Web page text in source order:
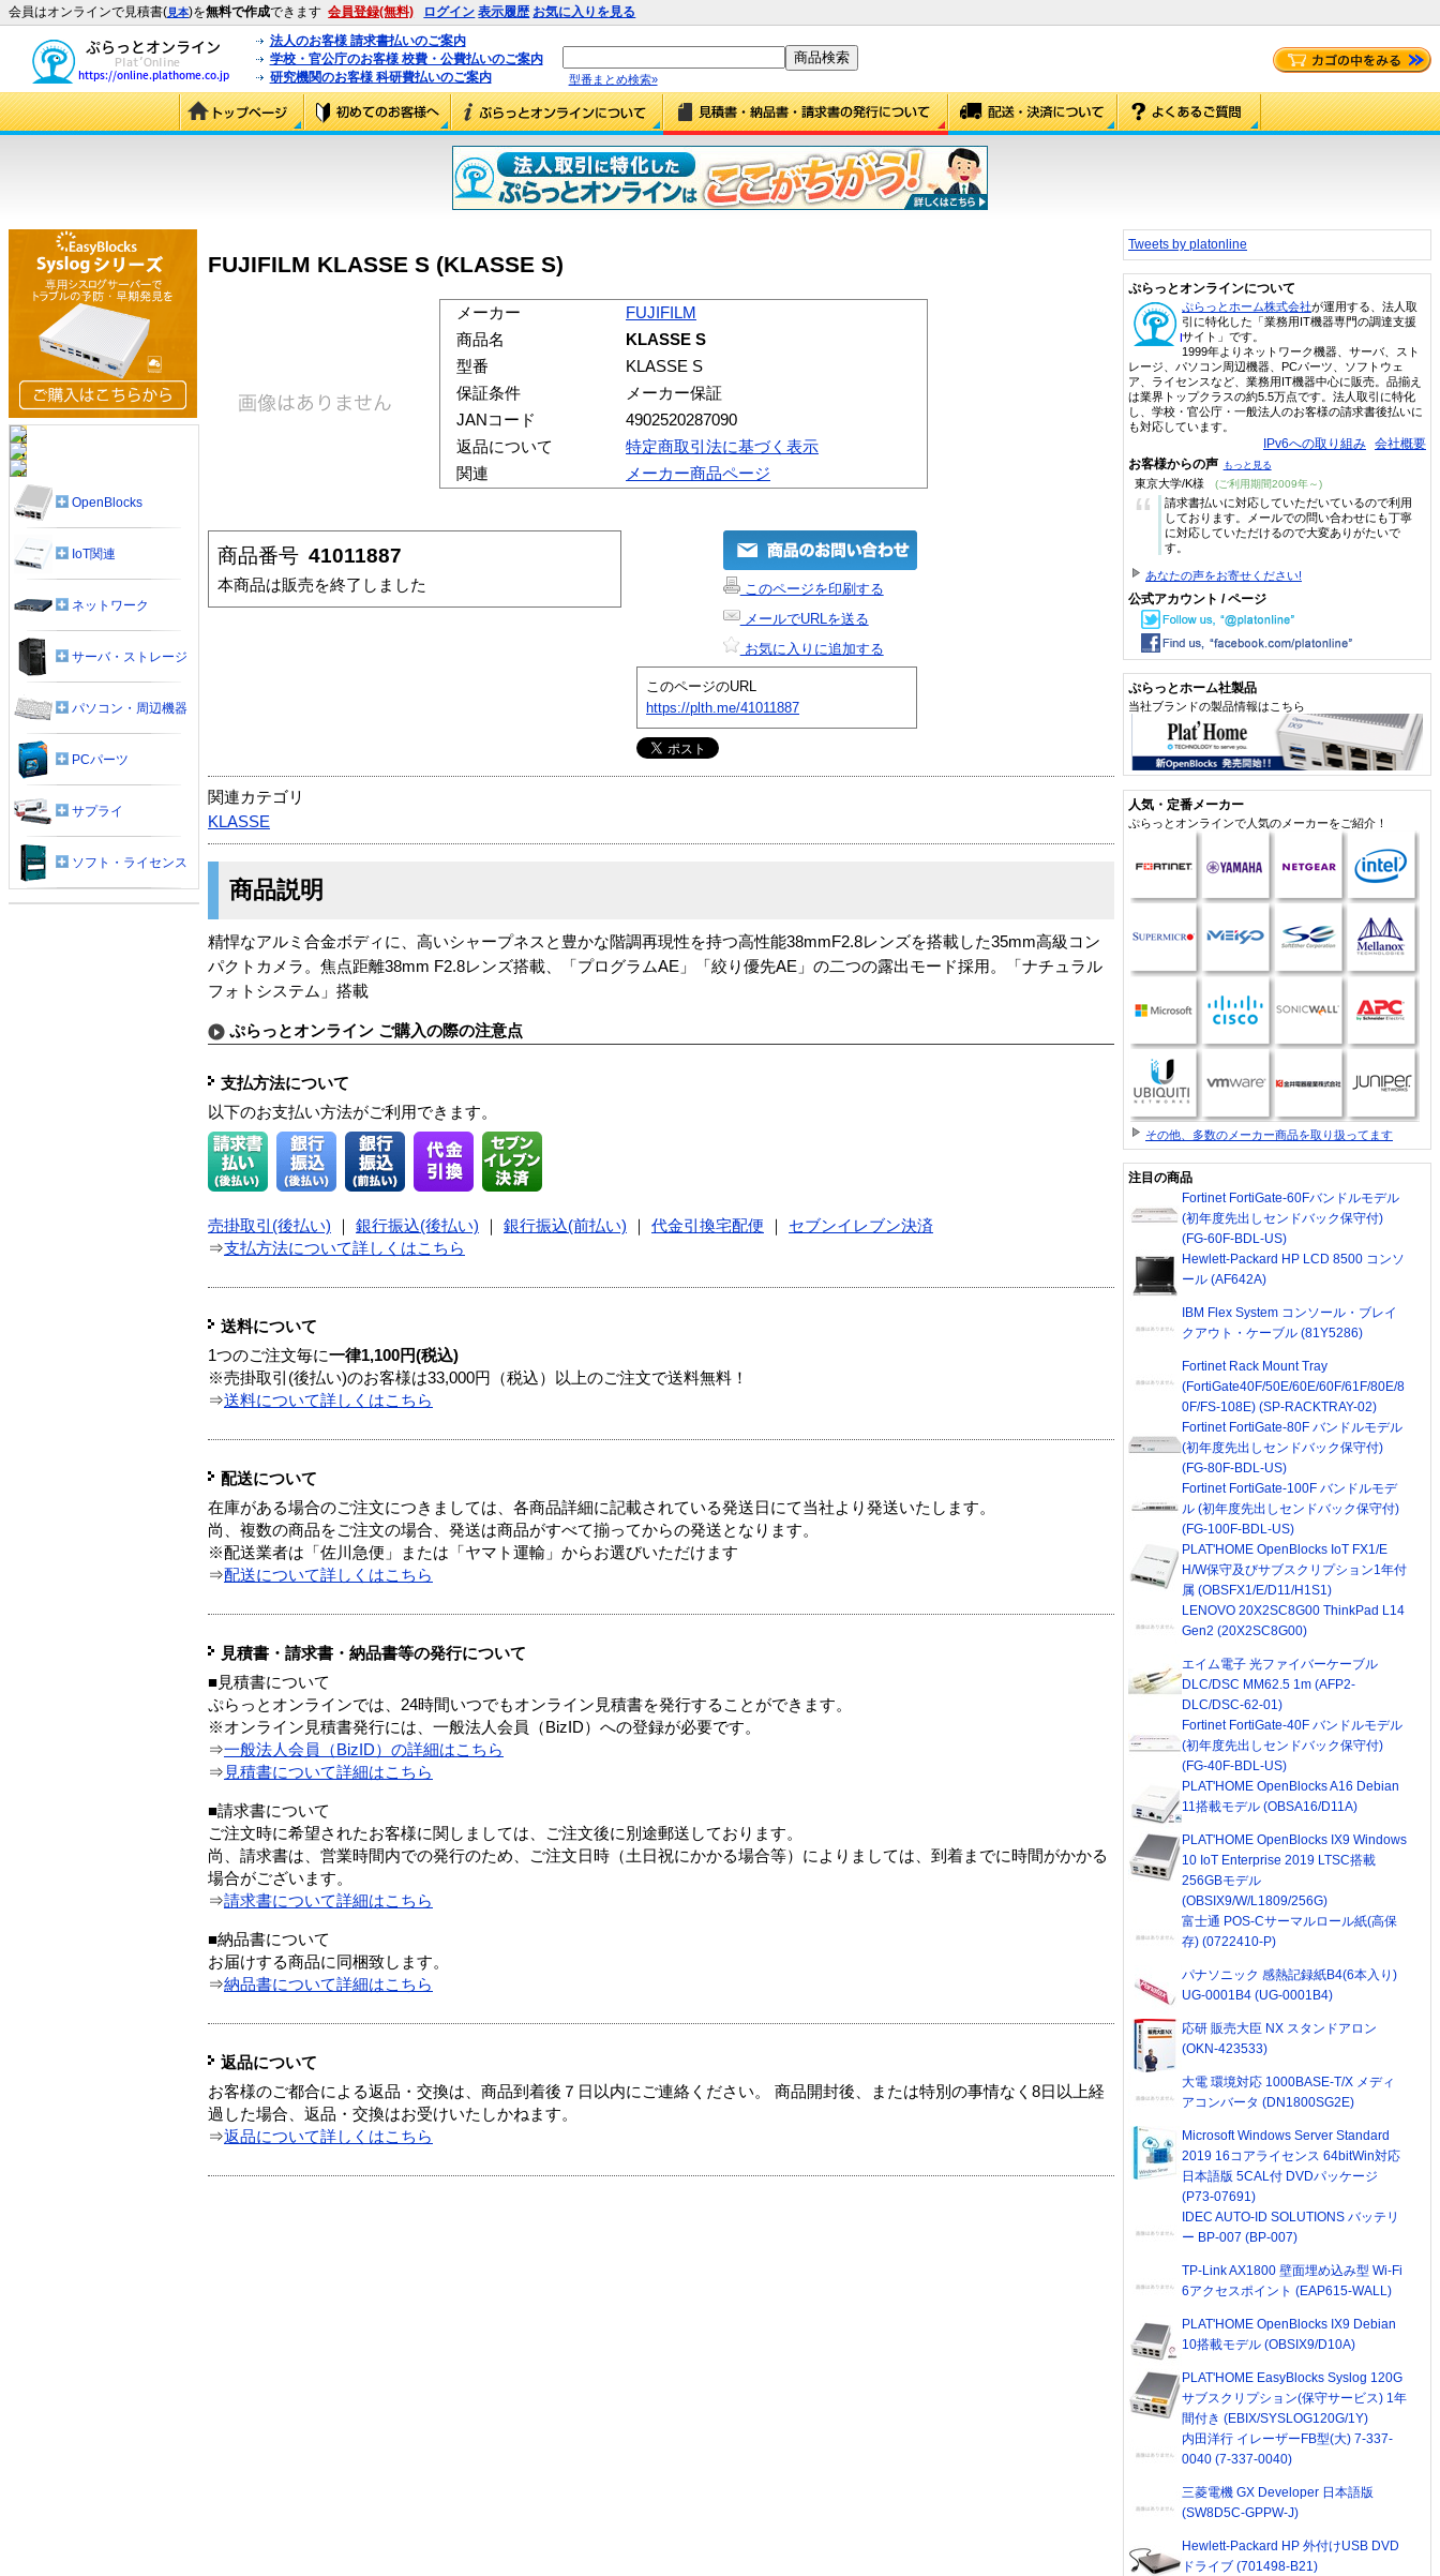
会員はオンラインで見積書(見本)を無料で作成できます 会員登録(無料) ログイン 表示履歴 お気に入りを見る
法人のお客様 請求書払いのご案内
学校・官公庁のお客様 校費・公費払いのご案内
研究機関のお客様 科研費払いのご案内
型番まとめ検索»
FUJIFILM KLASSE S (KLASSE S)
メーカー
FUJIFILM
商品名
KLASSE S
型番
KLASSE S
保証条件
メーカー保証
JANコード
4902520287090
返品について
特定商取引法に基づく表示
関連
メーカー商品ページ
商品番号 41011887
本商品は販売を終了しました
このページを印刷する
メールでURLを送る
お気に入りに追加する
このページのURL
https://plth.me/41011887
関連カテゴリ
KLASSE
商品説明
精悍なアルミ合金ボディに、高いシャープネスと豊かな階調再現性を持つ高性能38mmF2.8レンズを搭載した35mm高級コン
パクトカメラ。焦点距離38mm F2.8レンズ搭載、「プログラムAE」「絞り優先AE」の二つの露出モード採用。「ナチュラル
フォトシステム」搭載
ぷらっとオンライン ご購入の際の注意点
支払方法について
以下のお支払い方法がご利用できます。
売掛取引(後払い) 銀行振込(後払い) 銀行振込(前払い) 代金引換宅配便
セブンイレブン決済
⇒支払方法について詳しくはこちら
送料について
1つのご注文毎に一律1,100円(税込)
※売掛取引(後払い)のお客様は33,000円（税込）以上のご注文で送料無料！
⇒送料について詳しくはこちら
配送について
在庫がある場合のご注文につきましては、各商品詳細に記載されている発送日にて当社より発送いたします。
尚、複数の商品をご注文の場合、発送は商品がすべて揃ってからの発送となります。
※配送業者は「佐川急便」または「ヤマト運輸」からお選びいただけます
⇒配送について詳しくはこちら
見積書・請求書・納品書等の発行について
■見積書について
ぷらっとオンラインでは、24時間いつでもオンライン見積書を発行することができます。
※オンライン見積書発行には、一般法人会員（BizID）への登録が必要です。
⇒一般法人会員（BizID）の詳細はこちら
⇒ 見積書について詳細はこちら
■請求書について
ご注文時に希望されたお客様に関しましては、ご注文後に別途郵送しております。
尚、請求書は、営業時間内での発行のため、ご注文日時（土日祝にかかる場合等）によりましては、到着までに時間がかかる
場合がございます。
⇒請求書について詳細はこちら
■納品書について
お届けする商品に同梱致します。
⇒納品書について詳細はこちら
返品について
お客様のご都合による返品・交換は、商品到着後７日以内にご連絡ください。 商品開封後、または特別の事情なく8日以上経
過した場合、返品・交換はお受けいたしかねます。
⇒返品について詳しくはこちら
OpenBlocks
IoT関連
ネットワーク
サーバ・ストレージ
パソコン・周辺機器
PCパーツ
サプライ
ソフト・ライセンス
Tweets by platonline
ぷらっとオンラインについて
ぷらっとホーム株式会社が運用する、法人取
引に特化した「業務用IT機器専門の調達支援
サイト」です。
1999年よりネットワーク機器、サーバ、スト
レージ、パソコン周辺機器、PCパーツ、ソフトウェ
ア、ライセンスなど、業務用IT機器中心に販売。品揃え
は業界トップクラスの約5.5万点です。法人取引に特化
し、学校・官公庁・一般法人のお客様の請求書後払いに
も対応しています。
IPv6への取り組み 会社概要
お客様からの声 もっと見る
東京大学/K様 (ご利用期間2009年～)
“
請求書払いに対応していただいているので利用
しております。メールでの問い合わせにも丁寧
に対応していただけるので大変ありがたいで
す。
あなたの声をお寄せください!
公式アカウント / ページ
ぷらっとホーム社製品
当社ブランドの製品情報はこちら
人気・定番メーカー
ぷらっとオンラインで人気のメーカーをご紹介！
その他、多数のメーカー商品を取り扱ってます
注目の商品
Fortinet FortiGate-60Fバンドルモデル
(初年度先出しセンドバック保守付)
(FG-60F-BDL-US)
Hewlett-Packard HP LCD 8500 コンソ
ール (AF642A)
IBM Flex System コンソール・ブレイ
クアウト・ケーブル (81Y5286)
Fortinet Rack Mount Tray
(FortiGate40F/50E/60E/60F/61F/80E/8
0F/FS-108E) (SP-RACKTRAY-02)
Fortinet FortiGate-80F バンドルモデル
(初年度先出しセンドバック保守付)
(FG-80F-BDL-US)
Fortinet FortiGate-100F バンドルモデ
ル (初年度先出しセンドバック保守付)
(FG-100F-BDL-US)
PLAT'HOME OpenBlocks IoT FX1/E
H/W保守及びサブスクリプション1年付
属 (OBSFX1/E/D11/H1S1)
LENOVO 20X2SC8G00 ThinkPad L14
Gen2 (20X2SC8G00)
エイム電子 光ファイバーケーブル
DLC/DSC MM62.5 1m (AFP2-
DLC/DSC-62-01)
Fortinet FortiGate-40F バンドルモデル
(初年度先出しセンドバック保守付)
(FG-40F-BDL-US)
PLAT'HOME OpenBlocks A16 Debian
11搭載モデル (OBSA16/D11A)
PLAT'HOME OpenBlocks IX9 Windows
10 IoT Enterprise 2019 LTSC搭載
256GBモデル
(OBSIX9/W/L1809/256G)
富士通 POS-Cサーマルロール紙(高保
存) (0722410-P)
パナソニック 感熱記録紙B4(6本入り)
UG-0001B4 (UG-0001B4)
応研 販売大臣 NX スタンドアロン
(OKN-423533)
大電 環境対応 1000BASE-T/X メディ
アコンバータ (DN1800SG2E)
Microsoft Windows Server Standard
2019 16コアライセンス 64bitWin対応
日本語版 5CAL付 DVDパッケージ
(P73-07691)
IDEC AUTO-ID SOLUTIONS バッテリ
ー BP-007 (BP-007)
TP-Link AX1800 壁面埋め込み型 Wi-Fi
6アクセスポイント (EAP615-WALL)
PLAT'HOME OpenBlocks IX9 Debian
10搭載モデル (OBSIX9/D10A)
PLAT'HOME EasyBlocks Syslog 120G
サブスクリプション(保守サービス) 1年
間付き (EBIX/SYSLOG120G/1Y)
内田洋行 イレーザーFB型(大) 7-337-
0040 (7-337-0040)
三菱電機 GX Developer 日本語版
(SW8D5C-GPPW-J)
Hewlett-Packard HP 外付けUSB DVD
ドライブ (701498-B21)